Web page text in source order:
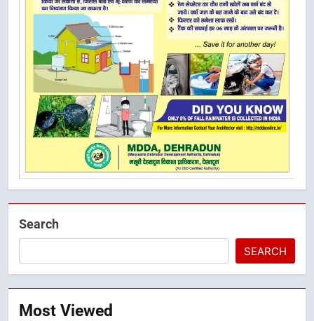
Search
SEARCH
Most Viewed